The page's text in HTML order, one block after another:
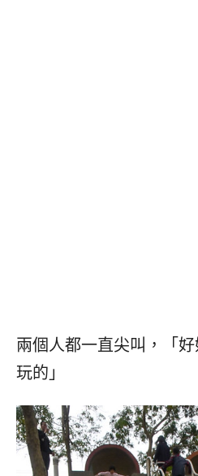
兩個人都一直尖叫，「
玩的」